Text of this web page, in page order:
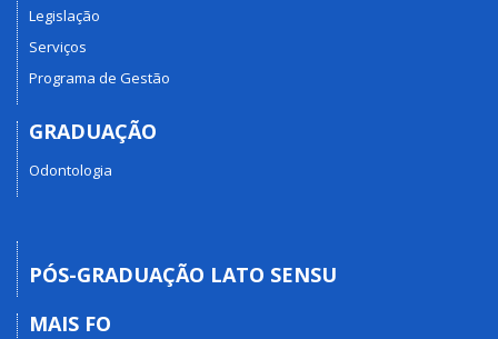
Legislação
Serviços
Programa de Gestão
GRADUAÇÃO
Odontologia
PÓS-GRADUAÇÃO LATO SENSU
MAIS FO